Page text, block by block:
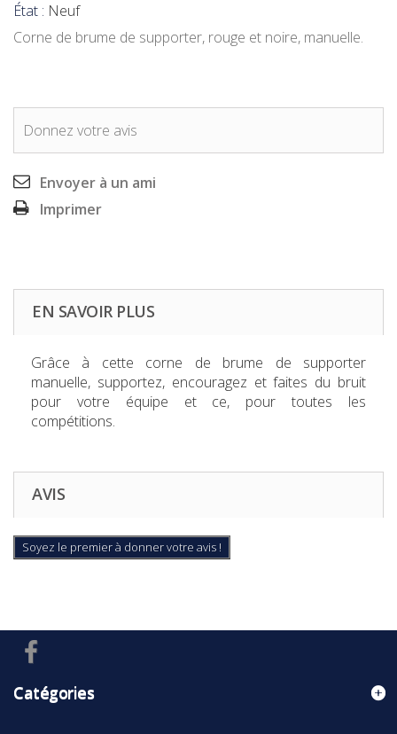
État : Neuf
Corne de brume de supporter, rouge et noire, manuelle.
Donnez votre avis
Envoyer à un ami
Imprimer
EN SAVOIR PLUS
Grâce à cette corne de brume de supporter
manuelle, supportez, encouragez et faites du bruit
pour votre équipe et ce, pour toutes les
compétitions.
AVIS
Soyez le premier à donner votre avis !
Catégories